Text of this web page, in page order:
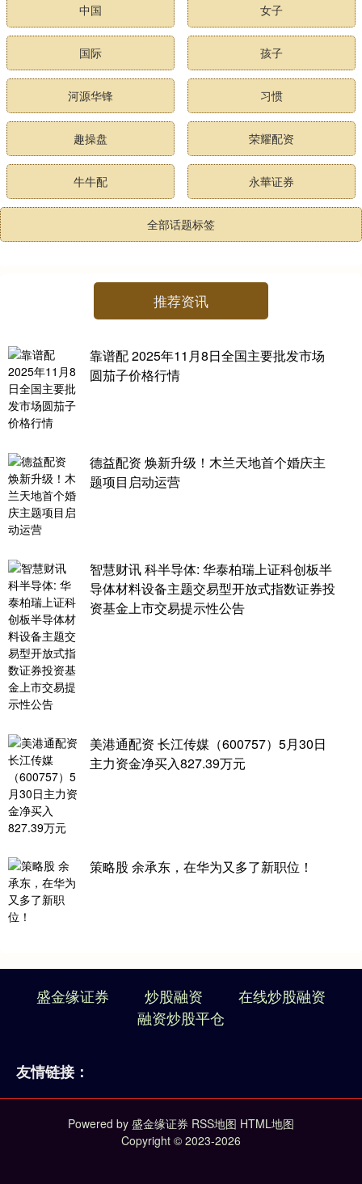
中国 女子
国际 孩子
河源华锋 习惯
趣操盘 荣耀配资
牛牛配 永華证券
全部话题标签
推荐资讯
靠谱配 2025年11月8日全国主要批发市场
圆茄子价格行情
德益配资 焕新升级！木兰天地首个婚庆主
题项目启动运营
智慧财讯 科半导体: 华泰柏瑞上证科创板半
导体材料设备主题交易型开放式指数证券投
资基金上市交易提示性公告
美港通配资 长江传媒（600757）5月30日
主力资金净买入827.39万元
策略股 余承东，在华为又多了新职位！
盛金缘证券 炒股融资
在线炒股融资
融资炒股平仓
友情链接：
Powered by 盛金缘证券 RSS地图 HTML地图
Copyright © 2023-2026